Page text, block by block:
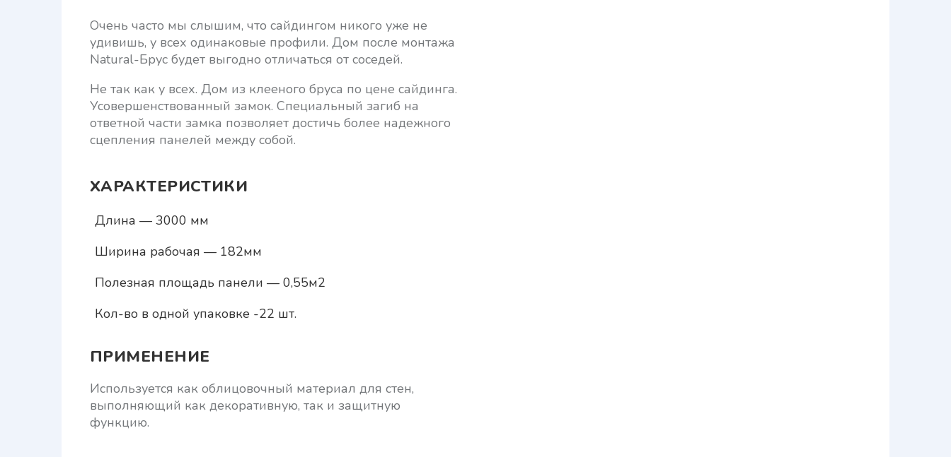
Очень часто мы слышим, что сайдингом никого уже не
удивишь, у всех одинаковые профили. Дом после монтажа
Natural-Брус будет выгодно отличаться от соседей.
Не так как у всех. Дом из клееного бруса по цене сайдинга.
Усовершенствованный замок. Специальный загиб на
ответной части замка позволяет достичь более надежного
сцепления панелей между собой.
ХАРАКТЕРИСТИКИ
Длина — 3000 мм
Ширина рабочая — 182мм
Полезная площадь панели — 0,55м2
Кол-во в одной упаковке -22 шт.
ПРИМЕНЕНИЕ
Используется как облицовочный материал для стен,
выполняющий как декоративную, так и защитную
функцию.